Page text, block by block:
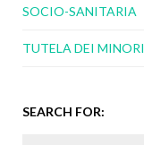
SOCIO-SANITARIA
TUTELA DEI MINORI
SEARCH FOR: